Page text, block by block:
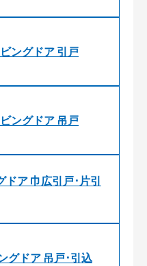
ングドア 引戸
ングドア 吊戸
ア 巾広引戸･片引
グドア 吊戸･引込